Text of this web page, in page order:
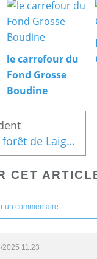
le carrefour du
Fond Grosse
Boudine
Randonnée en forêt de Laigue_Mont Moyen_Queue du Bois_Plates Noues
CET
un commentaire
2025 11:23